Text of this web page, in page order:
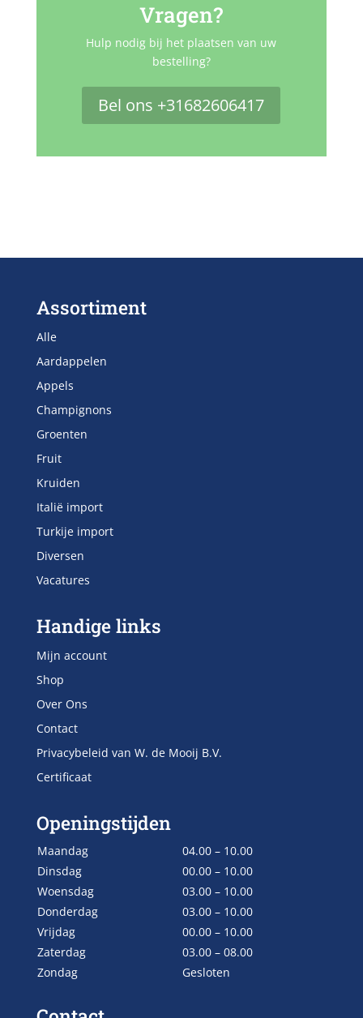
Vragen?
Hulp nodig bij het plaatsen van uw
bestelling?
Bel ons +31682606417
Assortiment
Alle
Aardappelen
Appels
Champignons
Groenten
Fruit
Kruiden
Italië import
Turkije import
Diversen
Vacatures
Handige links
Mijn account
Shop
Over Ons
Contact
Privacybeleid van W. de Mooij B.V.
Certificaat
Openingstijden
Maandag
04.00 – 10.00
Dinsdag
00.00 – 10.00
Woensdag
03.00 – 10.00
Donderdag
03.00 – 10.00
Vrijdag
00.00 – 10.00
Zaterdag
03.00 – 08.00
Zondag
Gesloten